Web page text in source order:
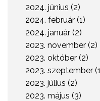
2024. június (2)
2024. február (1)
2024. január (2)
2023. november (2)
2023. október (2)
2023. szeptember
2023. július (2)
2023. május (3)